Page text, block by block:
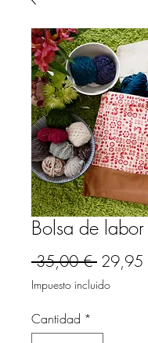
Bolsa de
35,00 € Precio
29,95
Impuesto incluido
Cantidad *